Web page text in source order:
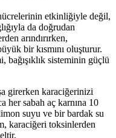
etkinliğiyle değil,
da doğrudan
arındırırken,
bir kısmını oluşturur.
bağışıklık sisteminin güçlü
girerken karaciğerinizi
her sabah aç karnına 10
suyu ve bir bardak su
karaciğeri toksinlerden